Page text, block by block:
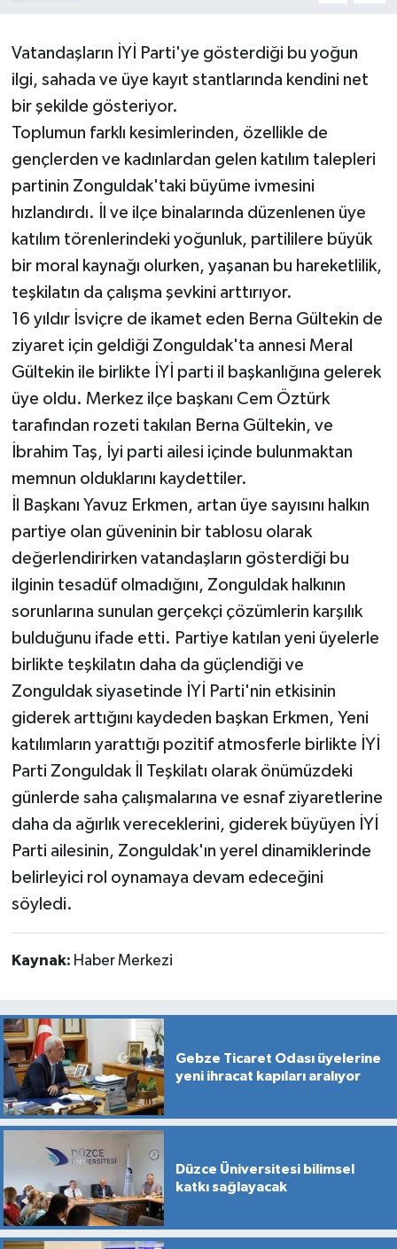
Vatandaşların İYİ Parti'ye gösterdiği bu yoğun
ilgi, sahada ve üye kayıt stantlarında kendini net
bir şekilde gösteriyor.
Toplumun farklı kesimlerinden, özellikle de
gençlerden ve kadınlardan gelen katılım talepleri
partinin Zonguldak'taki büyüme ivmesini
hızlandırdı. İl ve ilçe binalarında düzenlenen üye
katılım törenlerindeki yoğunluk, partililere büyük
bir moral kaynağı olurken, yaşanan bu hareketlilik,
teşkilatın da çalışma şevkini arttırıyor.
16 yıldır İsviçre de ikamet eden Berna Gültekin de
ziyaret için geldiği Zonguldak'ta annesi Meral
Gültekin ile birlikte İYİ parti il başkanlığına gelerek
üye oldu. Merkez ilçe başkanı Cem Öztürk
tarafından rozeti takılan Berna Gültekin, ve
İbrahim Taş, İyi parti ailesi içinde bulunmaktan
memnun olduklarını kaydettiler.
İl Başkanı Yavuz Erkmen, artan üye sayısını halkın
partiye olan güveninin bir tablosu olarak
değerlendirirken vatandaşların gösterdiği bu
ilginin tesadüf olmadığını, Zonguldak halkının
sorunlarına sunulan gerçekçi çözümlerin karşılık
bulduğunu ifade etti. Partiye katılan yeni üyelerle
birlikte teşkilatın daha da güçlendiği ve
Zonguldak siyasetinde İYİ Parti'nin etkisinin
giderek arttığını kaydeden başkan Erkmen, Yeni
katılımların yarattığı pozitif atmosferle birlikte İYİ
Parti Zonguldak İl Teşkilatı olarak önümüzdeki
günlerde saha çalışmalarına ve esnaf ziyaretlerine
daha da ağırlık vereceklerini, giderek büyüyen İYİ
Parti ailesinin, Zonguldak'ın yerel dinamiklerinde
belirleyici rol oynamaya devam edeceğini
söyledi.
Kaynak: Haber Merkezi
Gebze Ticaret Odası üyelerine
yeni ihracat kapıları aralıyor
Düzce Üniversitesi bilimsel
katkı sağlayacak